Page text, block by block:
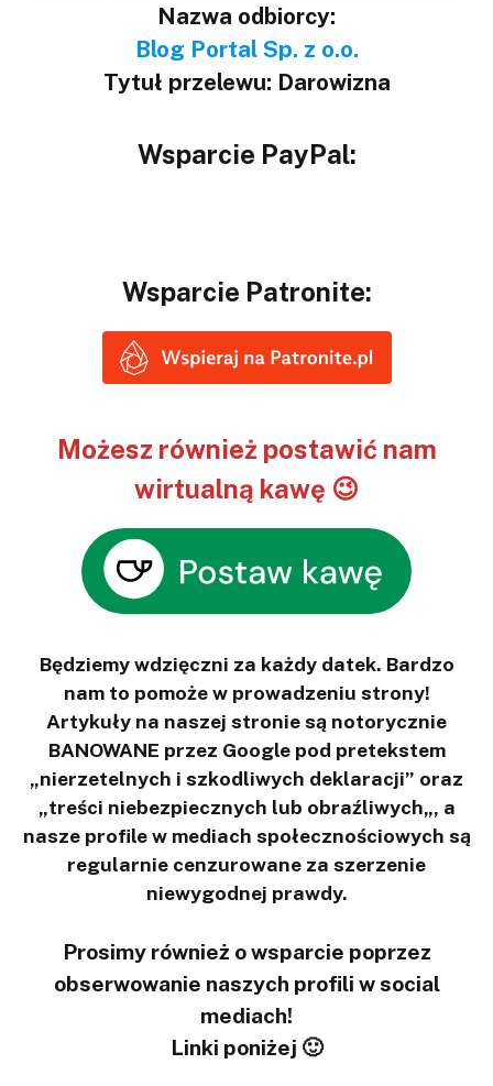
Nazwa odbiorcy:
Blog Portal Sp. z o.o.
Tytuł przelewu: Darowizna
Wsparcie PayPal:
Wsparcie Patronite:
Możesz również postawić nam
wirtualną kawę 😉
Będziemy wdzięczni za każdy datek. Bardzo
nam to pomoże w prowadzeniu strony!
Artykuły na naszej stronie są notorycznie
BANOWANE przez Google pod pretekstem
„nierzetelnych i szkodliwych deklaracji” oraz
„treści niebezpiecznych lub obraźliwych„, a
nasze profile w mediach społecznościowych są
regularnie cenzurowane za szerzenie
niewygodnej prawdy.
Prosimy również o wsparcie poprzez
obserwowanie naszych profili w social
mediach!
Linki poniżej 🙂